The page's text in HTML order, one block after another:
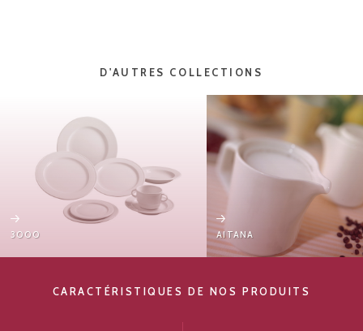
D'AUTRES COLLECTIONS
3000 AITANA
CARACTÉRISTIQUES DE NOS PRODUITS